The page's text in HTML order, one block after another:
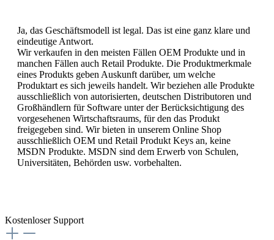
Ja, das Geschäftsmodell ist legal. Das ist eine ganz klare und
eindeutige Antwort.
Wir verkaufen in den meisten Fällen OEM Produkte und in
manchen Fällen auch Retail Produkte. Die Produktmerkmale
eines Produkts geben Auskunft darüber, um welche
Produktart es sich jeweils handelt. Wir beziehen alle Produkte
ausschließlich von autorisierten, deutschen Distributoren und
Großhändlern für Software unter der Berücksichtigung des
vorgesehenen Wirtschaftsraums, für den das Produkt
freigegeben sind. Wir bieten in unserem Online Shop
ausschließlich OEM und Retail Produkt Keys an, keine
MSDN Produkte. MSDN sind dem Erwerb von Schulen,
Universitäten, Behörden usw. vorbehalten.
Kostenloser Support